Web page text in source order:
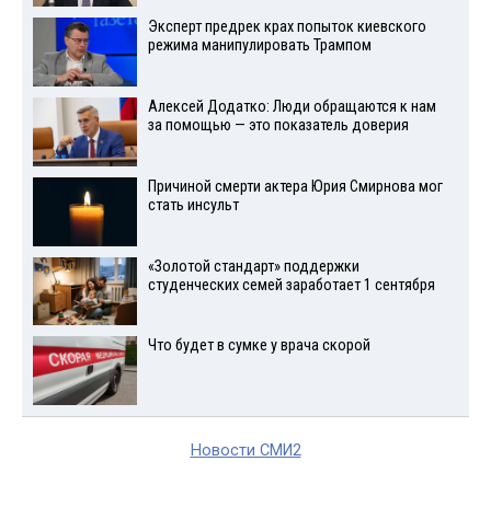
Эксперт предрек крах попыток киевского
режима манипулировать Трампом
Алексей Додатко: Люди обращаются к нам
за помощью — это показатель доверия
Причиной смерти актера Юрия Смирнова мог
стать инсульт
«Золотой стандарт» поддержки
студенческих семей заработает 1 сентября
Что будет в сумке у врача скорой
Новости СМИ2